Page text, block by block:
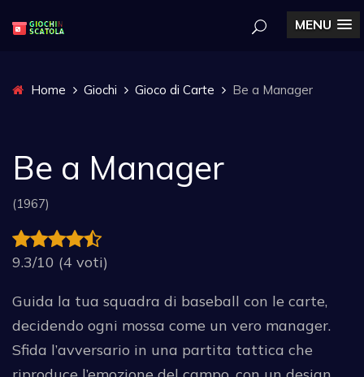
MENU
Home Giochi Gioco di Carte Be a Manager
Be a Manager
(1967)
9.3/10 (4 voti)
Guida la tua squadra di baseball con le carte,
decidendo ogni mossa come un vero manager.
Sfida l’avversario in una partita tattica che